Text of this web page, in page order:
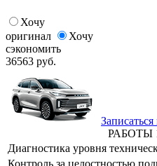
Хочу
оригинал
Хочу
сэкономить
36563 руб.
РАБОТЫ
Диагностика уровня
Контроль за целостностью